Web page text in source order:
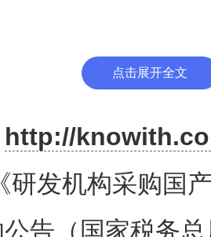
点击展开全文
http://
研发机构采购国
告（国家税务